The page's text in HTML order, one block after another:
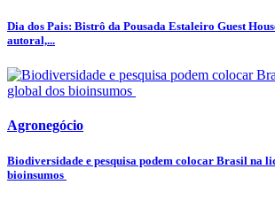
Dia dos Pais: Bistrô da Pousada Estaleiro Guest
autoral,...
Agronegócio
Biodiversidade e pesquisa podem colocar Brasil na
bioinsumos